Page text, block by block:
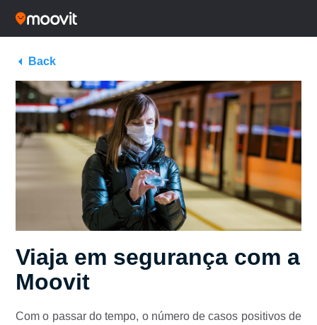
Back
Viaja em segurança com a
Moovit
Com o passar do tempo, o número de casos positivos de